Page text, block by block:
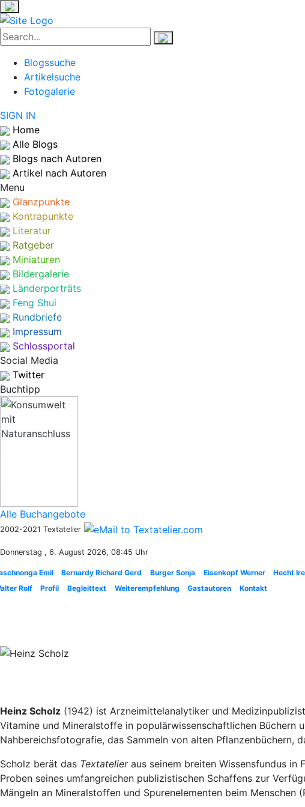
Blogssuche
Artikelsuche
Fotogalerie
SIGN IN
Home
Alle Blogs
Blogs nach Autoren
Artikel nach Autoren
Menu
Glanzpunkte
Kontrapunkte
Literatur
Ratgeber
Miniaturen
Bildergalerie
Länderporträts
Feng Shui
Rundbriefe
Impressum
Schlossportal
Social Media
Twitter
Buchtipp
Alle Buchangebote
2002-2021 Textatelier
Donnerstag , 6. August 2026, 08:45 Uhr
Emil Bernardy Richard Gerd Burger Sonja Eisenkopf Werner Hecht
Rolf
Profil Begleittext Weiterempfehlung Gastautoren Kontakt
Heinz Scholz (1942) ist Arzneimittelanalytiker und
Vitamine und Mineralstoffe in populärwissenschaftlichen Büchern
Nahbereichsfotografie, das Sammeln von alten Pflanzenbüchern,
Scholz berät das Textatelieraus seinem breiten Wissensfundus in
Proben seines umfangreichen publizistischen Schaffens zur
Mängeln an Mineralstoffen und Spurenelementen beim Menschen